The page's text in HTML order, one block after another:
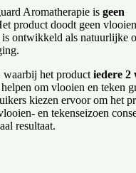
Aromatherapie is geen
product doodt geen
is ontwikkeld als natuurlijke
het product iedere 2
om vlooien en teken
kiezen ervoor om het
en tekenseizoen
resultaat.